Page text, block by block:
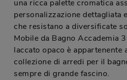
una ricca palette cromatica
personalizzazione dettagliata
che resistano a diversificate
Mobile da Bagno Accademia
laccato opaco è appartenente
collezione di arredi per il
sempre di grande fascino.